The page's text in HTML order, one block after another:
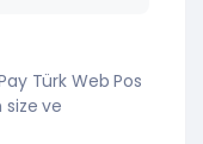
Türk Web Pos
size ve